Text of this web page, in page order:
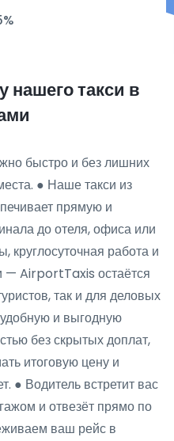
нашего такси в
быстро и без лишних
● Наше такси из
прямую и
до отеля, офиса или
работа и
— AirportTaxis остаётся
так и для деловых
и выгодную
без скрытых доплат,
итоговую цену и
● Водитель встретит вас
и отвезёт прямо по
ваш рейс в